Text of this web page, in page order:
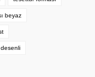
beyaz